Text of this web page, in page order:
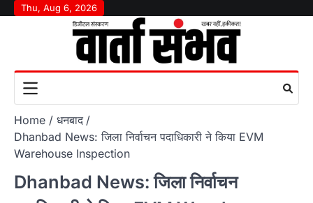
SkipThu, Aug 6, 2026
Home
धनबाद
Dhanbad News: जिला निर्वाचन पदाधिकारी ने किया EVM
Warehouse Inspection
Dhanbad News: जिला निर्वाचन